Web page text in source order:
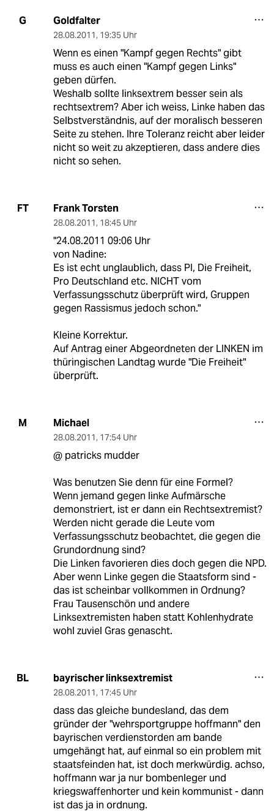
G Goldfalter
28.08.2011, 19:35 Uhr
Wenn es einen "Kampf gegen Rechts" gibt
muss es auch einen "Kampf gegen Links"
geben dürfen.
Weshalb sollte linksextrem besser sein als
rechtsextrem? Aber ich weiss, Linke haben das
Selbstverständnis, auf der moralisch besseren
Seite zu stehen. Ihre Toleranz reicht aber leider
nicht so weit zu akzeptieren, dass andere dies
nicht so sehen.
FT Frank Torsten
28.08.2011, 18:45 Uhr
"24.08.2011 09:06 Uhr
von Nadine:
Es ist echt unglaublich, dass PI, Die Freiheit,
Pro Deutschland etc. NICHT vom
Verfassungsschutz überprüft wird, Gruppen
gegen Rassismus jedoch schon."
Kleine Korrektur.
Auf Antrag einer Abgeordneten der LINKEN im
thüringischen Landtag wurde "Die Freiheit"
überprüft.
M Michael
28.08.2011, 17:54 Uhr
@ patricks mudder
Was benutzen Sie denn für eine Formel?
Wenn jemand gegen linke Aufmärsche
demonstriert, ist er dann ein Rechtsextremist?
Werden nicht gerade die Leute vom
Verfassungsschutz beobachtet, die gegen die
Grundordnung sind?
Die Linken favorieren dies doch gegen die NPD.
Aber wenn Linke gegen die Staatsform sind -
das ist scheinbar vollkommen in Ordnung?
Frau Tausenschön und andere
Linksextremisten haben statt Kohlenhydrate
wohl zuviel Gras genascht.
BL bayrischer linksextremist
28.08.2011, 17:45 Uhr
dass das gleiche bundesland, das dem
gründer der "wehrsportgruppe hoffmann" den
bayrischen verdienstorden am bande
umgehängt hat, auf einmal so ein problem mit
staatsfeinden hat, ist doch merkwürdig. achso,
hoffmann war ja nur bombenleger und
kriegswaffenhorter und kein kommunist - dann
ist das ja in ordnung.